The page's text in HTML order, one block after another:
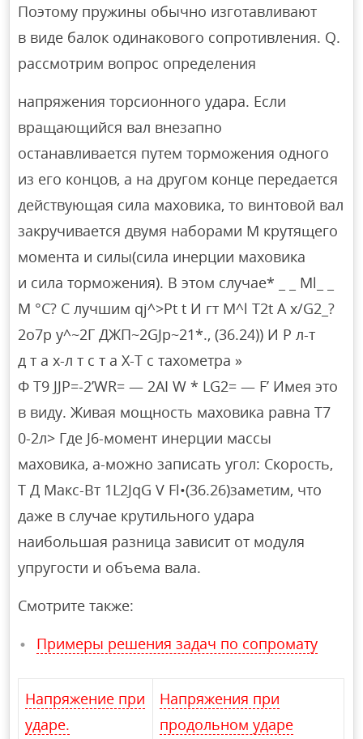
Поэтому пружины обычно изготавливают
в виде балок одинакового сопротивления. Q.
рассмотрим вопрос определения
напряжения торсионного удара. Если
вращающийся вал внезапно
останавливается путем торможения одного
из его концов, а на другом конце передается
действующая сила маховика, то винтовой вал
закручивается двумя наборами M крутящего
момента и силы(сила инерции маховика
и сила торможения). В этом случае* _ _ Ml_ _
M °С? С лучшим qj^>Pt t И гт M^l T2t A x/G2_?
2o7p у^~2Г ДЖП~2GJp~21*., (36.24)) И Р л-т
д т а х-л т с т а Х-Т с тахометра »
Ф Т9 JJP=-2’WR= — 2AI W * LG2= — F’ Имея это
в виду. Живая мощность маховика равна Т7
0-2л> Где J6-момент инерции массы
маховика, а-можно записать угол: Скорость,
Т Д Макс-Вт 1L2JqG V Fl•(36.26)заметим, что
даже в случае крутильного удара
наибольшая разница зависит от модуля
упругости и объема вала.
Смотрите также:
Примеры решения задач по сопромату
Напряжение при
ударе.
Напряжения при
продольном ударе